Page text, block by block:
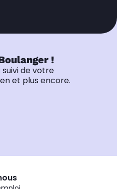
!
de votre
et plus encore.